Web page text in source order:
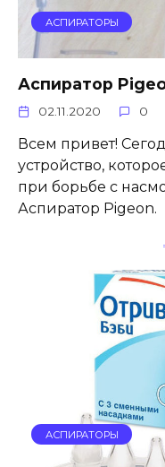
АСПИРАТОРЫ
Аспиратор
02.11.2020 0
Всем привет!
устройство,
при борьбе с
Аспиратор Pigeon.
АСПИРАТОРЫ